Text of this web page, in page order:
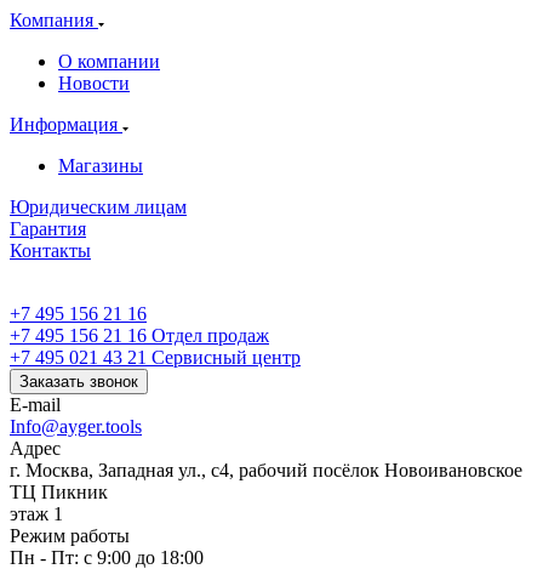
Компания
О компании
Новости
Информация
Магазины
Юридическим лицам
Гарантия
Контакты
+7 495 156 21 16
+7 495 156 21 16 Отдел продаж
+7 495 021 43 21 Cервисный центр
Заказать звонок
E-mail
Info@ayger.tools
Адрес
г. Москва, Западная ул., с4, рабочий посёлок Новоивановское
ТЦ Пикник
этаж 1
Режим работы
Пн - Пт: с 9:00 до 18:00